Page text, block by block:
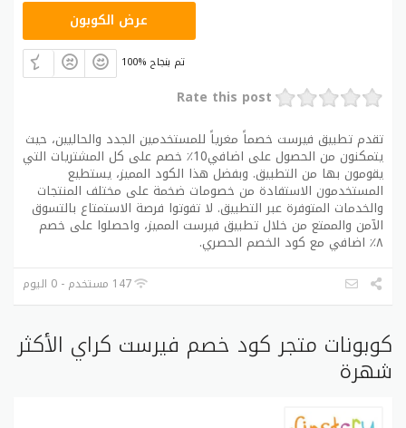
عرض الكوبون
100% تم بنجاح
Rate this post
تقدم تطبيق فيرست خصماً مغرياً للمستخدمين الجدد والحاليين، حيث
يتمكنون من الحصول على اضافي10٪ خصم على كل المشتريات التي
يقومون بها من التطبيق. وبفضل هذا الكود المميز، يستطيع
المستخدمون الاستفادة من خصومات ضخمة على مختلف المنتجات
والخدمات المتوفرة عبر التطبيق. لا تفوتوا فرصة الاستمتاع بالتسوق
الآمن والممتع من خلال تطبيق فيرست المميز، واحصلوا على خصم
٨٪ اضافي مع كود الخصم الحصري.
147 مستخدم - 0 اليوم
كوبونات متجر كود خصم فيرست كراي الأكثر
شهرة